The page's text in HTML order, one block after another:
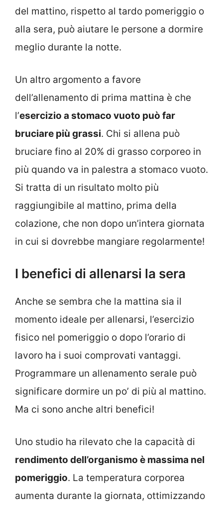
del mattino, rispetto al tardo pomeriggio o
alla sera, può aiutare le persone a dormire
meglio durante la notte.
Un altro argomento a favore
dell’allenamento di prima mattina è che
l’esercizio a stomaco vuoto può far
bruciare più grassi. Chi si allena può
bruciare fino al 20% di grasso corporeo in
più quando va in palestra a stomaco vuoto.
Si tratta di un risultato molto più
raggiungibile al mattino, prima della
colazione, che non dopo un’intera giornata
in cui si dovrebbe mangiare regolarmente!
I benefici di allenarsi la sera
Anche se sembra che la mattina sia il
momento ideale per allenarsi, l’esercizio
fisico nel pomeriggio o dopo l’orario di
lavoro ha i suoi comprovati vantaggi.
Programmare un allenamento serale può
significare dormire un po’ di più al mattino.
Ma ci sono anche altri benefici!
Uno studio ha rilevato che la capacità di
rendimento dell’organismo è massima nel
pomeriggio. La temperatura corporea
aumenta durante la giornata, ottimizzando